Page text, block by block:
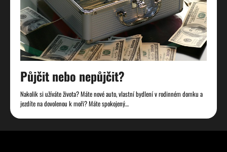
Půjčit nebo nepůjčit?
Nakolik si užíváte života? Máte nové auto, vlastní bydlení v rodinném domku a
jezdíte na dovolenou k moři? Máte spokojený…